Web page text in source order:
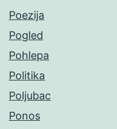
Poezija
Pogled
Pohlepa
Politika
Poljubac
Ponos